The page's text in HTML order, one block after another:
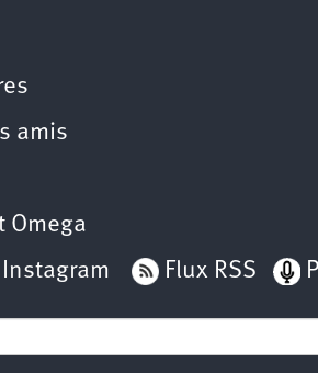
amis
Omega
Instagram Flux RSS